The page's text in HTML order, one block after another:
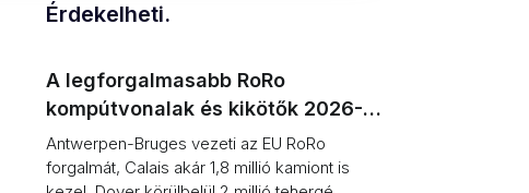
Érdekelheti.
A legforgalmasabb RoRo
kompútvonalak és kikötők 2026-
ban, rangsorolva (egység vs.
tonnatartalom)
Antwerpen-Bruges vezeti az EU RoRo
forgalmát, Calais akár 1,8 millió kamiont is